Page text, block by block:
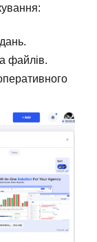
файлів.